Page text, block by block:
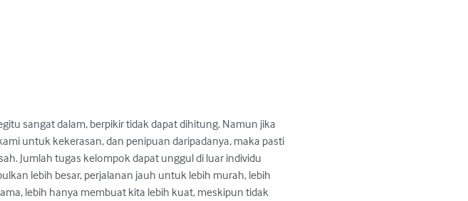
sangat dalam, berpikir tidak dapat dihitung. Namun jika
untuk kekerasan, dan penipuan daripadanya, maka pasti
Jumlah tugas kelompok dapat unggul di luar individu
lebih besar, perjalanan jauh untuk lebih murah, lebih
lebih hanya membuat kita lebih kuat, meskipun tidak